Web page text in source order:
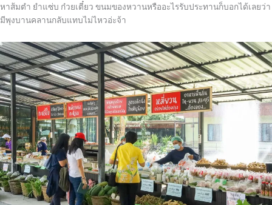
หาส้มตำ ยำแซ่บ ก๋วยเตี๋ยว ขนมของหวานหรืออะไรรับประทานก็บอกได้เลยว่า
มีพุงบานคลานกลับแทบไม่ไหวอ่ะจ้า